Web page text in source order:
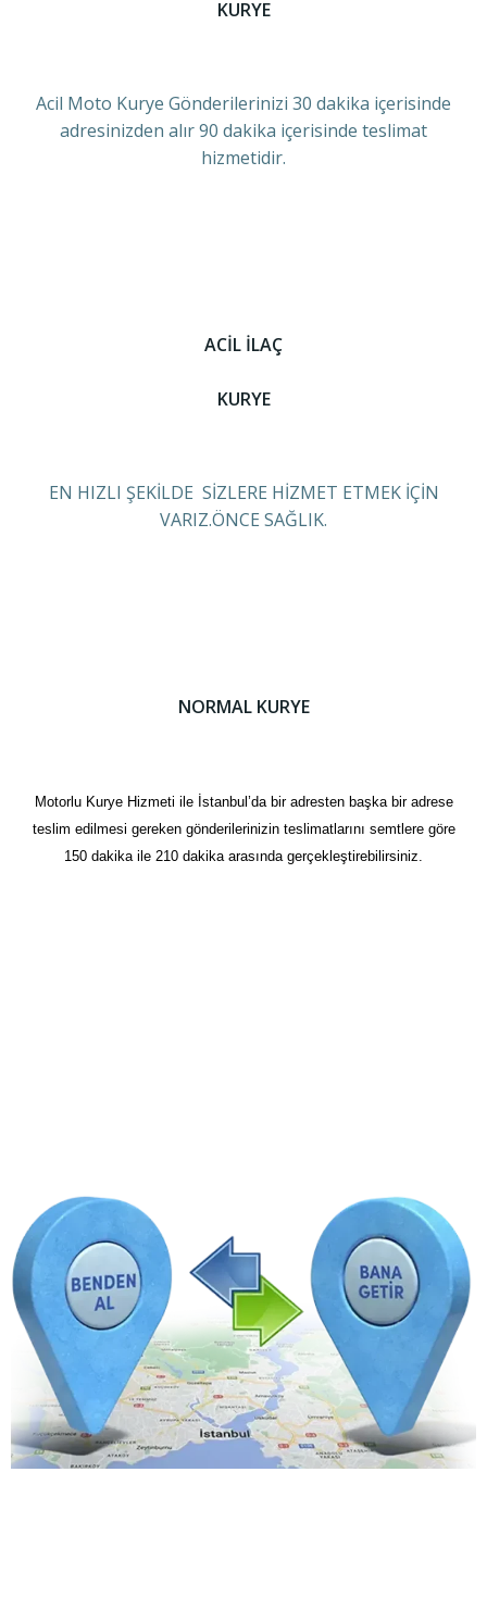
KURYE
Acil Moto Kurye Gönderilerinizi 30 dakika içerisinde
adresinizden alır 90 dakika içerisinde teslimat
hizmetidir.
ACİL İLAÇ
KURYE
EN HIZLI ŞEKİLDE SİZLERE HİZMET ETMEK İÇİN
VARIZ.ÖNCE SAĞLIK.
NORMAL KURYE
Motorlu Kurye Hizmeti ile İstanbul’da bir adresten başka bir adrese
teslim edilmesi gereken gönderilerinizin teslimatlarını semtlere göre
150 dakika ile 210 dakika arasında gerçekleştirebilirsiniz.